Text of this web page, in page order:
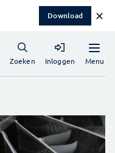
Download ✕
Menu
Zoeken Inloggen